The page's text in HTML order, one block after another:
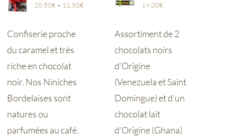
20,50€ – 31,50€
Confiserie proche
du caramel et très
riche en chocolat
noir. Nos Niniches
Bordelaises sont
natures ou
parfumées au café.
19,00€
Assortiment de 2
chocolats noirs
d’Origine
(Venezuela et Saint
Domingue) et d’un
chocolat lait
d’Origine (Ghana)